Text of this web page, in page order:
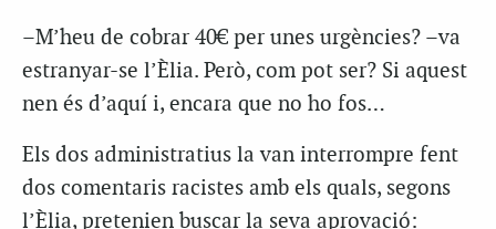
–M’heu de cobrar 40€ per unes urgències? –va
estranyar-se l’Èlia. Però, com pot ser? Si aquest
nen és d’aquí i, encara que no ho fos…
Els dos administratius la van interrompre fent
dos comentaris racistes amb els quals, segons
l’Èlia, pretenien buscar la seva aprovació: